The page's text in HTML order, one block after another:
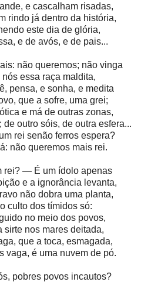
e cascalham risadas,
rindo já dentro da história,
este dia de glória,
e de avós, e de pais...
não queremos; não vinga
nós essa raça maldita,
pensa, e sonha, e medita
que a sofre, uma grei;
e má de outras zonas,
de outro sóis, de outra esfera...
rei senão ferros espera?
não queremos mais rei.
rei? — É um ídolo apenas
e a ignorância levanta,
não dobra uma planta,
culto dos tímidos só:
no meio dos povos,
sirte nos mares deitada,
que a toca, esmagada,
vaga, é uma nuvem de pó.
pobres povos incautos?